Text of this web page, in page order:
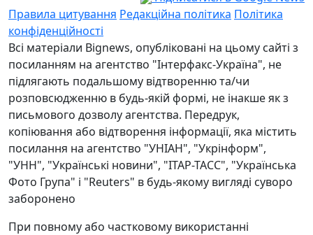
Правила цитування Редакційна політика Політика
конфіденційності
Всі матеріали Bignews, опубліковані на цьому сайті з
посиланням на агентство "Інтерфакс-Україна", не
підлягають подальшому відтворенню та/чи
розповсюдженню в будь-якій формі, не інакше як з
письмового дозволу агентства. Передрук,
копіювання або відтворення інформації, яка містить
посилання на агентство "УНІАН", "Укрінформ",
"УНН", "Українські новини", "ІТАР-ТАСС", "Українська
Фото Група" і "Reuters" в будь-якому вигляді суворо
заборонено
При повному або частковому використанні